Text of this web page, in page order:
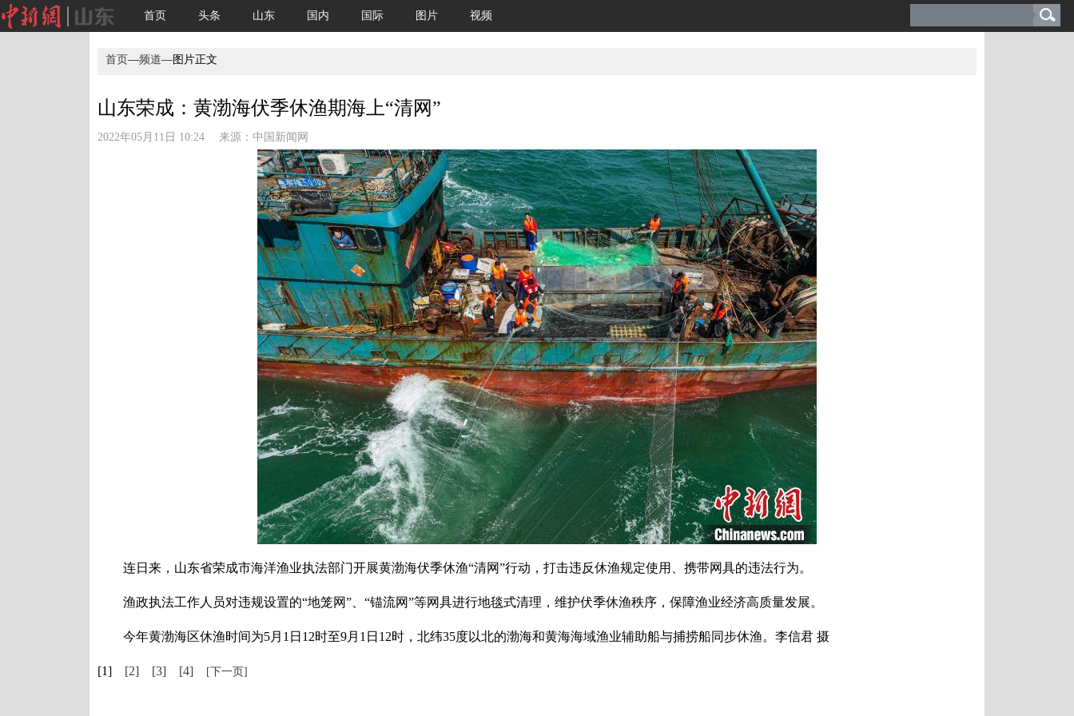
首页 头条 山东 国内 国际 图片 视频
首页—频道—图片正文
山东荣成：黄渤海伏季休渔期海上“清网”
2022年05月11日 10:24 来源： 中国新闻网
连日来，山东省荣成市海洋渔业执法部门开展黄渤海伏季休渔“清网”行动，打击违反休渔规定使用、携带网具的违法行为。
渔政执法工作人员对违规设置的“地笼网”、“锚流网”等网具进行地毯式清理，维护伏季休渔秩序，保障渔业经济高质量发展。
今年黄渤海区休渔时间为5月1日12时至9月1日12时，北纬35度以北的渤海和黄海海域渔业辅助船与捕捞船同步休渔。李信君 摄
[1] [2] [3] [4] [下一页]